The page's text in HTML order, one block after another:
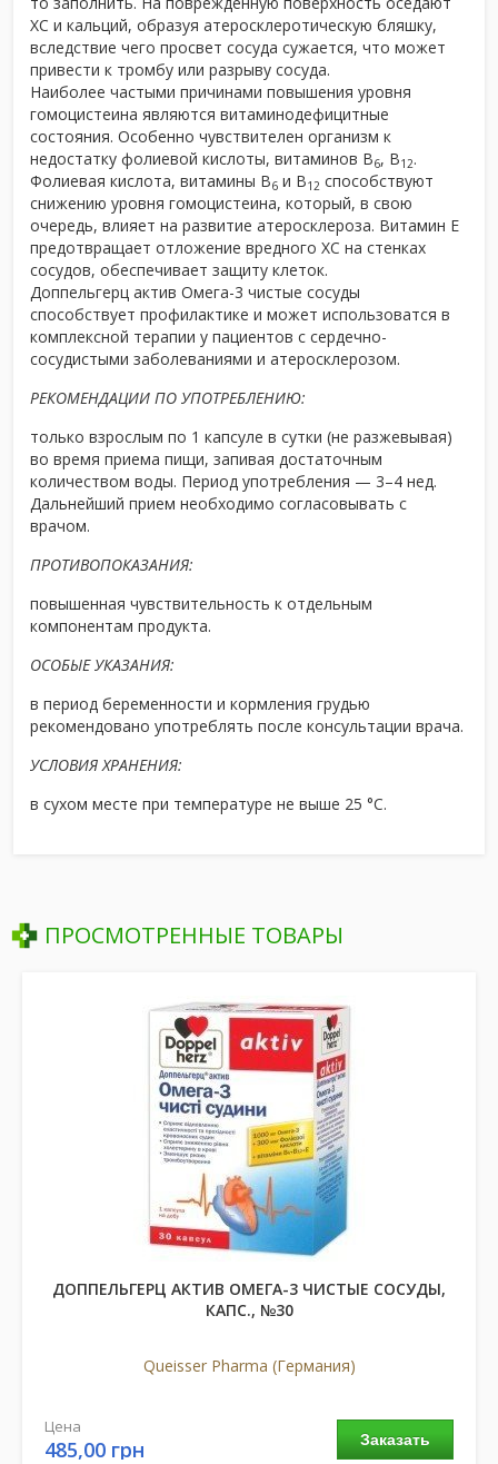
ХС и кальций, образуя атеросклеротическую бляшку,
вследствие чего просвет сосуда сужается, что может
привести к тромбу или разрыву сосуда.
Наиболее частыми причинами повышения уровня
гомоцистеина являются витаминодефицитные
состояния. Особенно чувствителен организм к
недостатку фолиевой кислоты, витаминов В6, В12.
Фолиевая кислота, витамины В6 и В12 способствуют
снижению уровня гомоцистеина, который, в свою
очередь, влияет на развитие атеросклероза. Витамин Е
предотвращает отложение вредного ХС на стенках
сосудов, обеспечивает защиту клеток.
Доппельгерц актив Омега-3 чистые сосуды
способствует профилактике и может использоватся в
комплексной терапии у пациентов с сердечно-
сосудистыми заболеваниями и атеросклерозом.
РЕКОМЕНДАЦИИ ПО УПОТРЕБЛЕНИЮ:
только взрослым по 1 капсуле в сутки (не разжевывая)
во время приема пищи, запивая достаточным
количеством воды. Период употребления — 3–4 нед.
Дальнейший прием необходимо согласовывать с
врачом.
ПРОТИВОПОКАЗАНИЯ:
повышенная чувствительность к отдельным
компонентам продукта.
ОСОБЫЕ УКАЗАНИЯ:
в период беременности и кормления грудью
рекомендовано употреблять после консультации врача.
УСЛОВИЯ ХРАНЕНИЯ:
в сухом месте при температуре не выше 25 °С.
ПРОСМОТРЕННЫЕ ТОВАРЫ
ДОППЕЛЬГЕРЦ АКТИВ ОМЕГА-3 ЧИСТЫЕ СОСУДЫ,
КАПС., №30
Queisser Pharma (Германия)
Заказать
Цена
485,00 грн